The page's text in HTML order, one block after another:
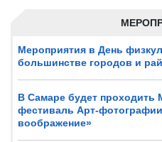
Мероприятия в День
большинстве городов и
В Самаре будет проходить
фестиваль Арт-
воображение»